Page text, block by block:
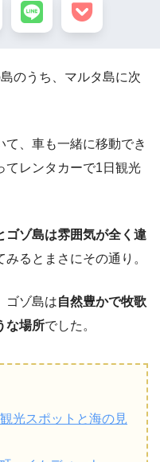
のうち、マルタ島に次
、車も一緒に移動でき
てレンタカーで1日観光
ゴゾ島は雰囲気が全く違
るとまさにその通り。
ゴゾ島は自然豊かで牧歌
な場所でした。
光スポットと海の見